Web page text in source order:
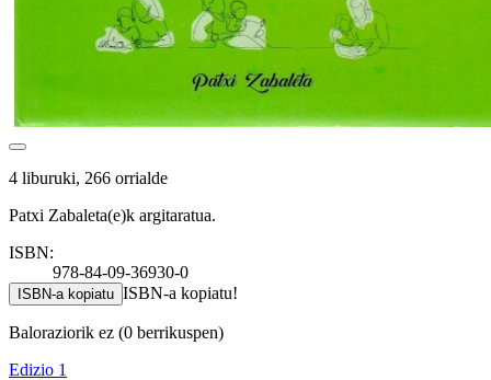
4 liburuki, 266 orrialde
Patxi Zabaleta(e)k argitaratua.
ISBN:
978-84-09-36930-0
ISBN-a kopiatu ISBN-a kopiatu!
Baloraziorik ez (0 berrikuspen)
Edizio 1